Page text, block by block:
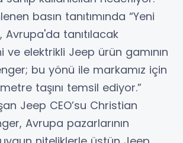
basın tanıtımında “Yeni
Avrupa'da tanıtılacak
elektrikli Jeep ürün gamının
bu yönü ile markamız için
taşını temsil ediyor.”
Jeep CEO’su Christian
Avrupa pazarlarının